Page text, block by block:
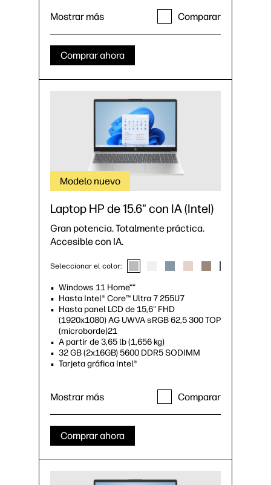
Tecla de Copilot
Comparar
Mostrar más
Comprar ahora
Modelo nuevo
Laptop HP de 15.6" con IA (Intel)
Gran potencia. Totalmente práctica.
Accesible con IA.
Seleccionar el color:
Windows 11 Home**
Hasta Intel® Core™ Ultra 7 255U7
Hasta panel LCD de 15,6" FHD
(1920x1080) AG UWVA sRGB 62,5 300 TOP
(microborde)21
A partir de 3,65 lb (1,656 kg)
32 GB (2x16GB) 5600 DDR5 SODIMM
Tarjeta gráfica Intel®
Comparar
Mostrar más
Comprar ahora